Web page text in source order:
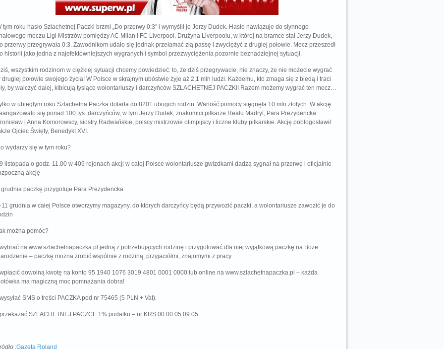
tym roku hasło Szlachetnej Paczki brzmi „Do przerwy 0:3″ i wymyślił je Jerzy Dudek. Hasło nawiązuje do słynnego
meczu Ligi Mistrzów pomiędzy AC Milan i FC Liverpool. Drużyna Liverpoolu, w której na bramce stał Jerzy Dudek,
przerwy przegrywała 0:3. Zawodnikom udało się jednak przełamać złą passę i zwyciężyć z drugiej połowie. Mecz przeszedł
historii jako jedna z najefektowniejszych wygranych i symbol przezwyciężenia pozornie beznadziejnej sytuacji.
wszystkim rodzinom w ciężkiej sytuacji chcemy powiedzieć: to, że dziś przegrywacie, nie znaczy, że nie możecie wygrać
drugiej połowie swojego życia! W Polsce w skrajnym ubóstwie żyje aż 2,1 mln ludzi. Każdemu, kto zmaga się z biedą i traci
by walczyć dalej, kibicują tysiące wolontariuszy i darczyńców SZLACHETNEJ PACZKI! Razem możemy wygrać ten mecz…
w ubiegłym roku Szlachetna Paczka dotarła do 8201 ubogich rodzin. Wartość pomocy sięgnęła 10 mln złotych. W akcję
się ponad 100 tys. darczyńców, w tym Jerzy Dudek, znakomici piłkarze Realu Madryt, Para Prezydencka
i Anna Komorowscy, siostry Radwańskie, polscy mistrzowie olimpijscy i liczne kluby piłkarskie. Akcję pobłogosławił
Ojciec Święty, Benedykt XVI.
wydarzy się w tym roku?
listopada o godz. 11.00 w 409 rejonach akcji w całej Polsce wolontariusze gwizdkami dadzą sygnał na przerwę i oficjalnie
akcję
grudnia paczkę przygotuje Para Prezydencka
11 grudnia w całej Polsce otworzymy magazyny, do których darczyńcy będą przywozić paczki, a wolontariusze zawozić je do
można pomóc?
wybrać na www.szlachetnapaczka.pl jedną z potrzebujących rodzinę i przygotować dla niej wyjątkową paczkę na Boże
– paczkę można zrobić wspólnie z rodziną, przyjaciółmi, znajomymi z pracy.
wpłacić dowolną kwotę na konto 95 1940 1076 3019 4801 0001 0000 lub online na www.szlachetnapaczka.pl – każda
ma magiczną moc pomnażania dobra!
SMS o treści PACZKA pod nr 75465 (5 PLN + Vat).
SZLACHETNEJ PACZCE 1% podatku – nr KRS 00 00 05 09 05.
:Gazeta Roland